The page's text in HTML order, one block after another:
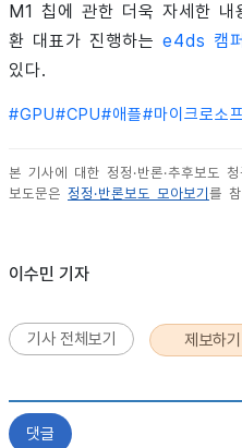
M1 칩에 관한 더욱 자세한
환 대표가 진행하는 e4ds 캠
있다.
#GPU#CPU#애플#마이크로소
본 기사에 대한 정정·반론·추후보도 청
보도문은 정정·반론보도 모아보기 를
이수민 기자
기사 전체보기 제보하기
댓글